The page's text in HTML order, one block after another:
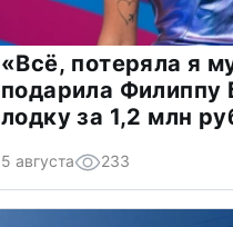
«Всё, потеряла я
подарила Филиппу
лодку за 1,2 млн
5 августа 233